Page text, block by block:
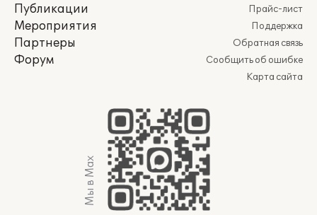
Публикации
Мероприятия
Партнеры
Форум
Прайс-лист
Поддержка
Обратная связь
Сообщить об ошибке
Карта сайта
Мы в Max